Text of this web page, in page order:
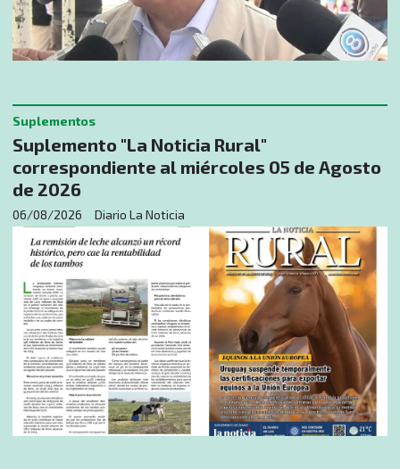
Suplemento "La Noticia Rural"
correspondiente al miércoles 05 de Agosto
de 2026
Diario La Noticia
Suplementos
06/08/2026